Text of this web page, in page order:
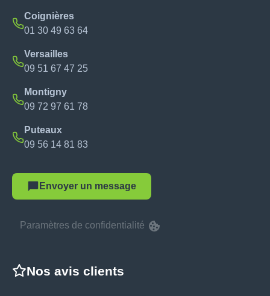
Coignières
01 30 49 63 64
Versailles
09 51 67 47 25
Montigny
09 72 97 61 78
Puteaux
09 56 14 81 83
Envoyer un message
Paramètres de confidentialité
Nos avis clients